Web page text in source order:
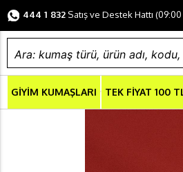
444 1 832Satış ve Destek Hattı (09:00
GİYİM KUMAŞLARI TEK FİYAT 100